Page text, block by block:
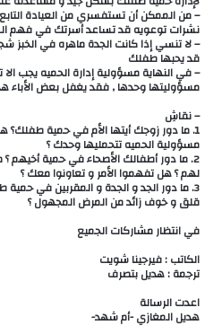
– من الممكن أن تستفسري من العيادة
نشرات توعويه قد تساعد أسرتك في فهم
– لا تنسي إذا كانت الجدة ماهره في الخبز
قد يحبها طفلك
– في النهاية مسؤولية إدارة الحميه يجب
مسؤوليتها وحدها , فقد يغفل بعض الأباء
– نقاشِ
1. ما دور زوجك أيتها الأم في حمية
مسؤولية الحميه تتحمليها وحدك ؟
2. ما دور أطفالك الأصحاء في حمية أخيهم
لهم ؟ هل تفهموا الأمر و تعاونوا معك ؟
3. ما دور الجد و الجدة و المقربين في
قلق و خوف زائد من المرض المجهول ؟
في انتظار مشاركات الجميع
الكاتب : فيرجينا شويت
ترجمة : هديل بتصرف
اعدت الرسالة
هديل المغازي -أم شهد-